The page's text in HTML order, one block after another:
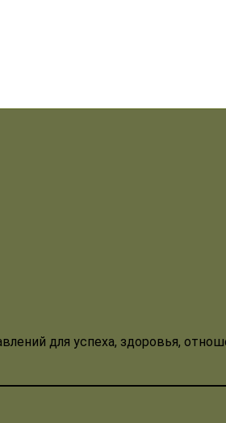
для успеха, здоровья,